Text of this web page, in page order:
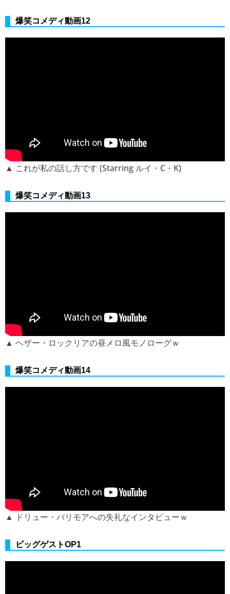
爆笑コメディ動画12
▲ これが私の話し方です (Starring ルイ・C・K)
爆笑コメディ動画13
▲ ヘザー・ロックリアの昼メロ風モノローグｗ
爆笑コメディ動画14
▲ ドリュー・バリモアへの失礼なインタビューｗ
ビッグゲストOP1